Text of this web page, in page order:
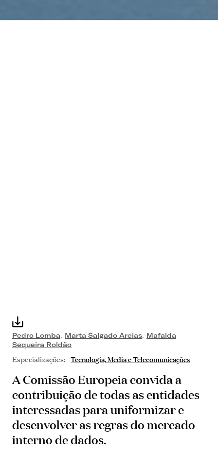
Pedro Lomba, Marta Salgado Areias, Mafalda
Sequeira Roldão
Especializações: Tecnologia, Media e Telecomunicações
A Comissão Europeia convida a
contribuição de todas as entidades
interessadas para uniformizar e
desenvolver as regras do mercado
interno de dados.